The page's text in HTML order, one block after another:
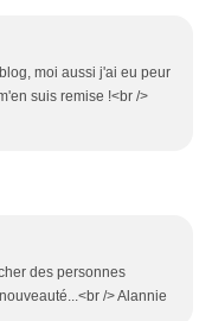
moi aussi j'ai eu peur
suis remise !<br />
des personnes
/> Alannie